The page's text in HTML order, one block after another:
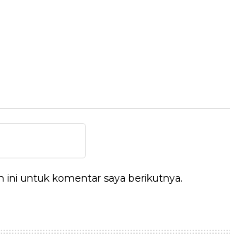
ini untuk komentar saya berikutnya.